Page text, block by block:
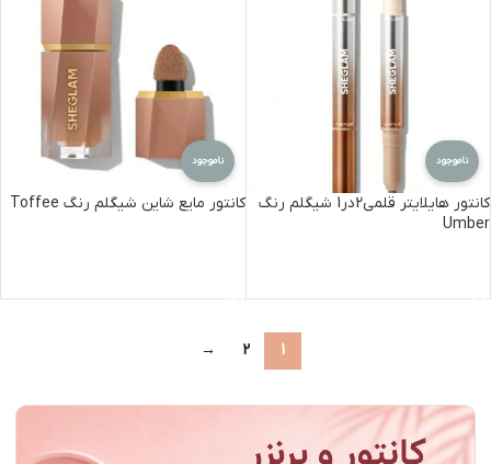
ناموجود
کانتور هایلایتر قلمی2در1 شیگلم رنگ
Umber
ناموجود
کانتور مایع شاین شیگلم رنگ Toffee
1
2
→